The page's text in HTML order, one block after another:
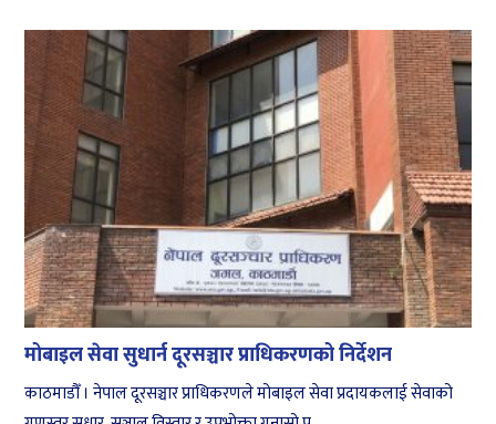
मोबाइल सेवा सुधार्न दूरसञ्चार प्राधिकरणको निर्देशन
काठमाडौँ । नेपाल दूरसञ्चार प्राधिकरणले मोबाइल सेवा प्रदायकलाई सेवाको